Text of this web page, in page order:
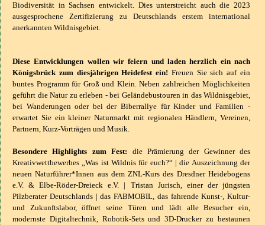
Biodiversität in Sachsen entwickelt. Dies unterstreicht auch die 2023
ausgesprochene Zertifizierung zu Deutschlands erstem international
anerkannten Wildnisgebiet.
Diese Entwicklungen wollen wir feiern und laden herzlich ein nach
Königsbrück zum diesjährigen Heidefest ein! Freuen Sie sich auf ein
buntes Programm für Groß und Klein. Neben zahlreichen Möglichkeiten
geführt die Natur zu erleben - bei Geländebustouren in das Wildnisgebiet,
bei Wanderungen oder bei der Biberrallye für Kinder und Familien -
erwartet Sie ein kleiner Naturmarkt mit regionalen Händlern, Vereinen,
Partnern, Kurz-Vorträgen und Musik.
Besondere Highlights zum Fest: die Prämierung der Gewinner des
Kreativwettbewerbes „Was ist Wildnis für euch?“ | die Auszeichnung der
neuen Naturführer*Innen aus dem ZNL-Kurs des Dresdner Heidebogens
e.V. & Elbe-Röder-Dreieck e.V. | Tristan Jurisch, einer der jüngsten
Pilzberater Deutschlands | das FABMOBIL, das fahrende Kunst-, Kultur-
und Zukunftslabor, öffnet seine Türen und lädt alle Besucher ein,
modernste Digitaltechnik, Robotik-Sets und 3D-Drucker zu bestaunen